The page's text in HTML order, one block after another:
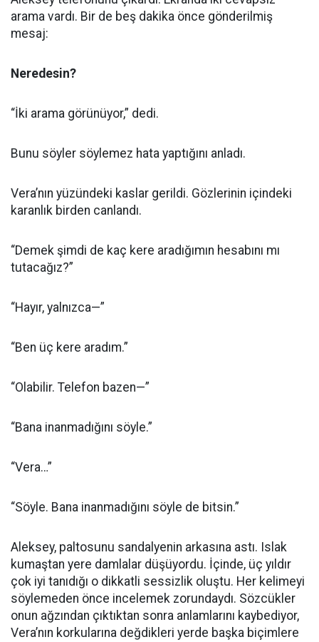
arama vardı. Bir de beş dakika önce gönderilmiş
mesaj:
Neredesin?
“İki arama görünüyor,” dedi.
Bunu söyler söylemez hata yaptığını anladı.
Vera’nın yüzündeki kaslar gerildi. Gözlerinin içindeki
karanlık birden canlandı.
“Demek şimdi de kaç kere aradığımın hesabını mı
tutacağız?”
“Hayır, yalnızca—”
“Ben üç kere aradım.”
“Olabilir. Telefon bazen—”
“Bana inanmadığını söyle.”
“Vera…”
“Söyle. Bana inanmadığını söyle de bitsin.”
Aleksey, paltosunu sandalyenin arkasına astı. Islak
kumaştan yere damlalar düşüyordu. İçinde, üç yıldır
çok iyi tanıdığı o dikkatli sessizlik oluştu. Her kelimeyi
söylemeden önce incelemek zorundaydı. Sözcükler
onun ağzından çıktıktan sonra anlamlarını kaybediyor,
Vera’nın korkularına değdikleri yerde başka biçimlere